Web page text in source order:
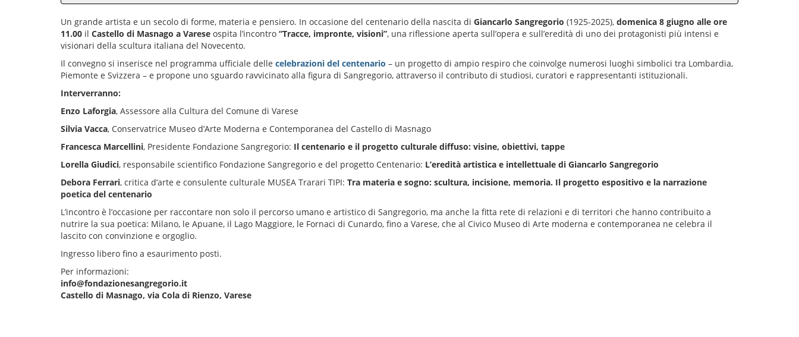
Un grande artista e un secolo di forme, materia e pensiero. In occasione del centenario della nascita di Giancarlo Sangregorio (1925-2025), domenica 8 giugno alle ore
11.00 il Castello di Masnago a Varese ospita l’incontro “Tracce, impronte, visioni”, una riflessione aperta sull’opera e sull’eredità di uno dei protagonisti più intensi e
visionari della scultura italiana del Novecento.
Il convegno si inserisce nel programma ufficiale delle celebrazioni del centenario – un progetto di ampio respiro che coinvolge numerosi luoghi simbolici tra Lombardia,
Piemonte e Svizzera – e propone uno sguardo ravvicinato alla figura di Sangregorio, attraverso il contributo di studiosi, curatori e rappresentanti istituzionali.
Interverranno:
Enzo Laforgia, Assessore alla Cultura del Comune di Varese
Silvia Vacca, Conservatrice Museo d’Arte Moderna e Contemporanea del Castello di Masnago
Francesca Marcellini, Presidente Fondazione Sangregorio: Il centenario e il progetto culturale diffuso: visine, obiettivi, tappe
Lorella Giudici, responsabile scientifico Fondazione Sangregorio e del progetto Centenario: L’eredità artistica e intellettuale di Giancarlo Sangregorio
Debora Ferrari, critica d’arte e consulente culturale MUSEA Trarari TIPI: Tra materia e sogno: scultura, incisione, memoria. Il progetto espositivo e la narrazione
poetica del centenario
L’incontro è l’occasione per raccontare non solo il percorso umano e artistico di Sangregorio, ma anche la fitta rete di relazioni e di territori che hanno contribuito a
nutrire la sua poetica: Milano, le Apuane, il Lago Maggiore, le Fornaci di Cunardo, fino a Varese, che al Civico Museo di Arte moderna e contemporanea ne celebra il
lascito con convinzione e orgoglio.
Ingresso libero fino a esaurimento posti.
Per informazioni:
info@fondazionesangregorio.it
Castello di Masnago, via Cola di Rienzo, Varese